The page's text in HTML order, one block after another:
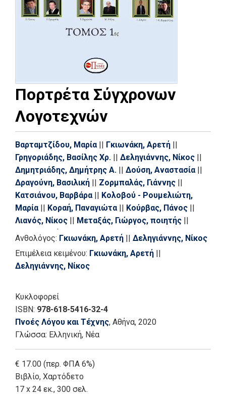
Πορτρέτα Σύγχρονων
Λογοτεχνών
Βαρταμτζίδου, Μαρία || Γκιωνάκη, Αρετή ||
Γρηγοριάδης, Βασίλης Χρ. || Δεληγιάννης, Νίκος ||
Δημητριάδης, Δημήτρης Α. || Δούση, Αναστασία ||
Δραγούνη, Βασιλική || Ζορμπαλάς, Γιάννης ||
Κατσιάνου, Βαρβάρα || Κολοβού - Ρουμελιώτη,
Μαρία || Κοραή, Παναγιώτα || Κούρβας, Πάνος ||
Λιανός, Νίκος || Μεταξάς, Γιώργος, ποιητής ||
Νάνου, Ειρήνη
Νούσιας, Κώστας
Ντόβας,
Μιλτιάδης
Παπαγεωργίου, Χρήστος Θ.
Ρίζου,
Χαρίκλεια || Στρίκου, Χρύσα || Χαρατσάρης,
Χρήστος
Ανθολόγος: Γκιωνάκη, Αρετή || Δεληγιάννης, Νίκος
Επιμέλεια κειμένου: Γκιωνάκη, Αρετή ||
Δεληγιάννης, Νίκος
Κυκλοφορεί
ISBN: 978-618-5416-32-4
Πνοές Λόγου και Τέχνης, Αθήνα, 2020
Γλώσσα: Ελληνική, Νέα
€ 17.00 (περ. ΦΠΑ 6%)
Βιβλίο, Χαρτόδετο
17 x 24 εκ., 300 σελ.